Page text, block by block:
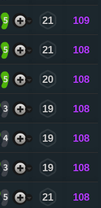
5 21 109
5 21 108
5 20 108
3 19 108
4 19 108
3 19 108
5 21 108